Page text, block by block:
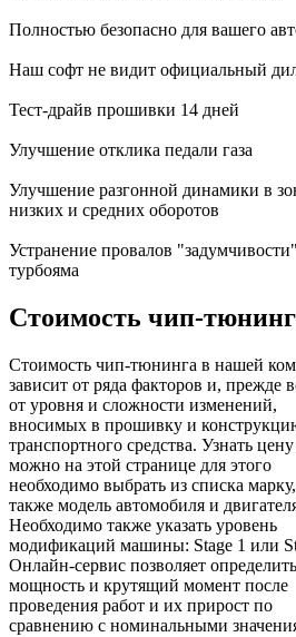
Полностью безопасно для вашего
Наш софт не видит официальный
Тест-драйв прошивки 14 дней
Улучшение отклика педали газа
Улучшение разгонной динамики в
низких и средних оборотов
Устранение провалов "задумчивости"
турбояма
Стоимость чип-
Стоимость чип-тюнинга в нашей
зависит от ряда факторов и, прежде
от уровня и сложности изменений,
вносимых в прошивку и
транспортного средства. Узнать
можно на этой странице для этого
необходимо выбрать из списка
также модель автомобиля и
Необходимо также указать уровень
модификаций машины: Stage 1 или
Онлайн-сервис позволяет определить
мощность и крутящий момент после
проведения работ и их прирост по
сравнению с номинальными